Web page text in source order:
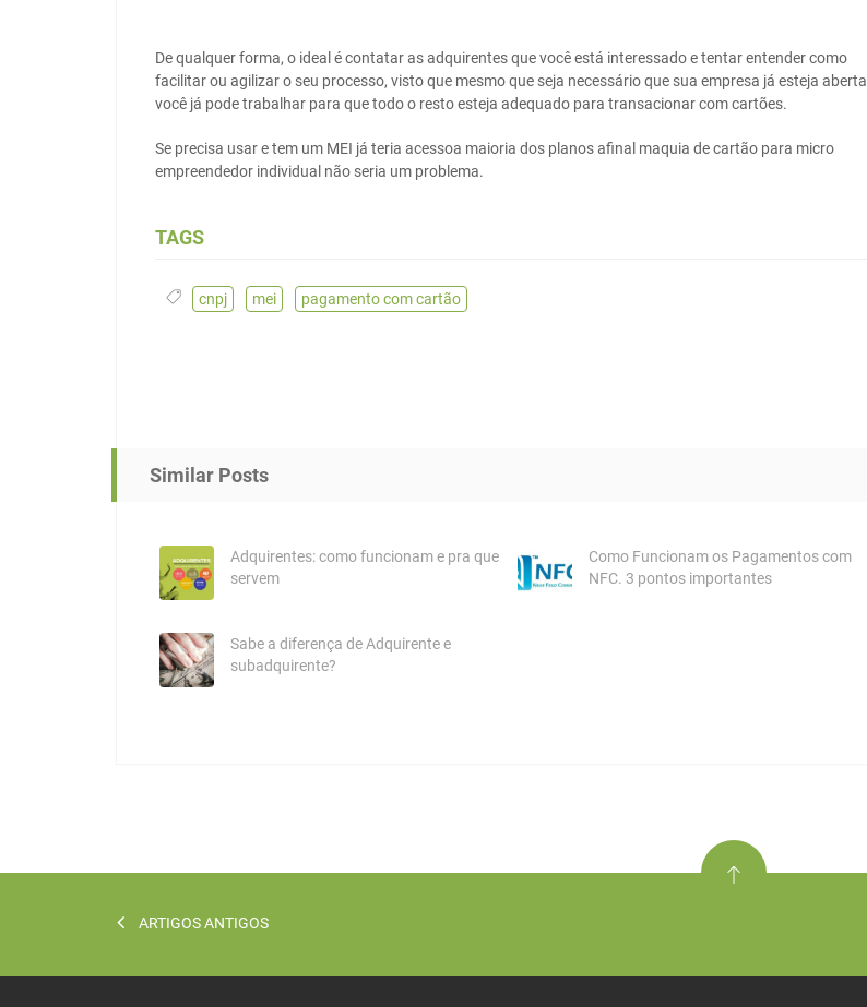
De qualquer forma, o ideal é contatar as adquirentes que você está interessado e tentar entender como
facilitar ou agilizar o seu processo, visto que mesmo que seja necessário que sua empresa já esteja aberta
você já pode trabalhar para que todo o resto esteja adequado para transacionar com cartões.
Se precisa usar e tem um MEI já teria acessoa maioria dos planos afinal maquia de cartão para micro
empreendedor individual não seria um problema.
TAGS
cnpj mei pagamento com cartão
Similar Posts
Adquirentes: como funcionam e pra que
servem
Como Funcionam os Pagamentos com
NFC. 3 pontos importantes
Sabe a diferença de Adquirente e
subadquirente?
ARTIGOS ANTIGOS